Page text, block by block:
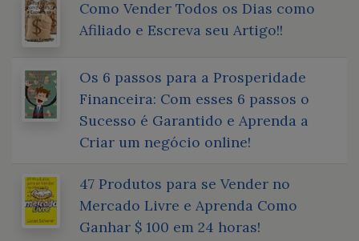
Como Vender Todos os Dias como
Afiliado e Escreva seu Artigo!!
Os 6 passos para a Prosperidade
Financeira: Com esses 6 passos o
Sucesso é Garantido e Aprenda a
Criar um negócio online!
47 Produtos para se Vender no
Mercado Livre e Aprenda Como
Ganhar $ 100 em 24 horas!